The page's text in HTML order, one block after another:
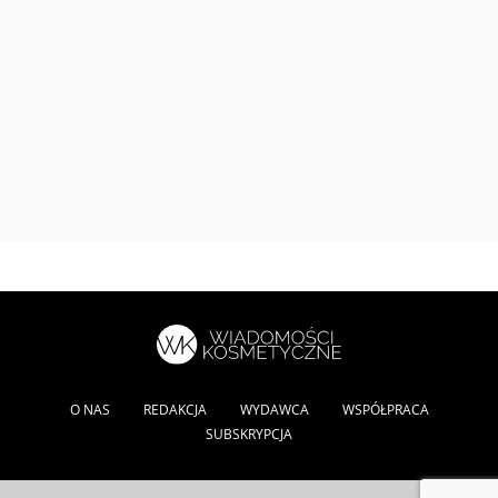
O NAS REDAKCJA WYDAWCA
WSPÓŁPRACA
SUBSKRYPCJA